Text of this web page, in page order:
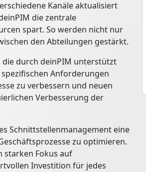
Kanäle aktualisiert
die zentrale
spart. So werden nicht nur
den Abteilungen gestärkt.
durch deinPIM unterstützt
Anforderungen
zu verbessern und neuen
Verbesserung der
Schnittstellenmanagement eine
zu optimieren.
starken Fokus auf
Investition für jedes